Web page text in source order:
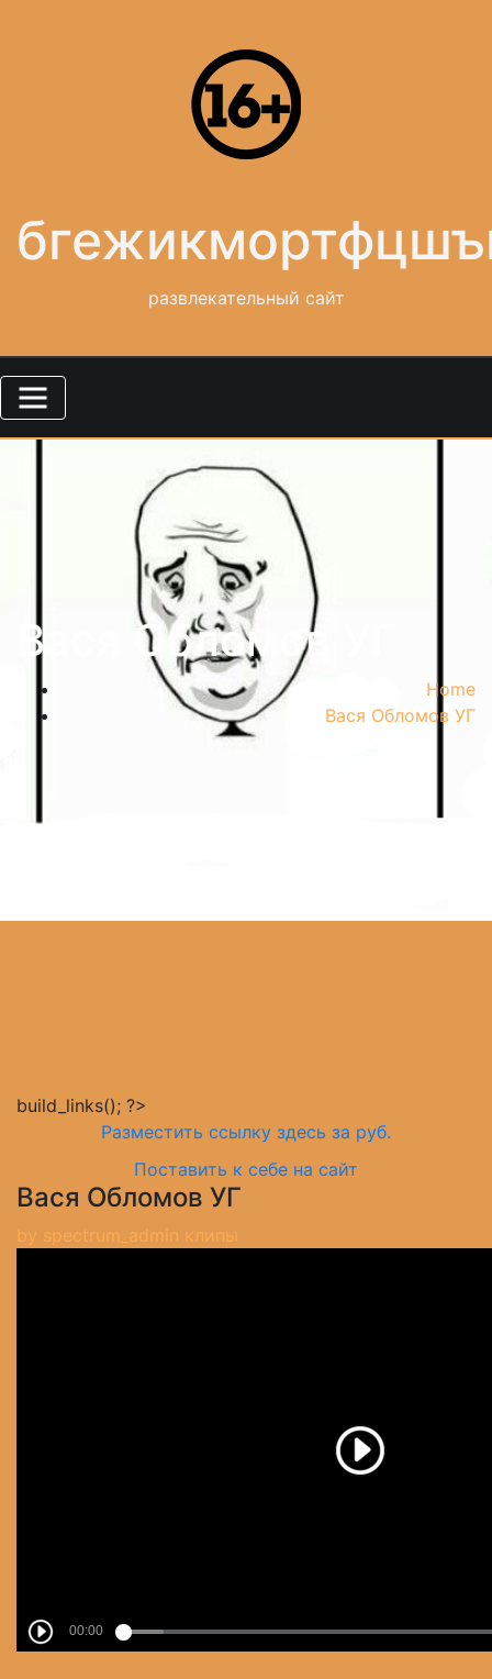
развлекательный сайт
Вася Обломов УГ
Home
Вася Обломов УГ
build_links(); ?>
Разместить ссылку здесь за руб.
Поставить к себе на сайт
Вася Обломов УГ
by spectrum_admin клипы